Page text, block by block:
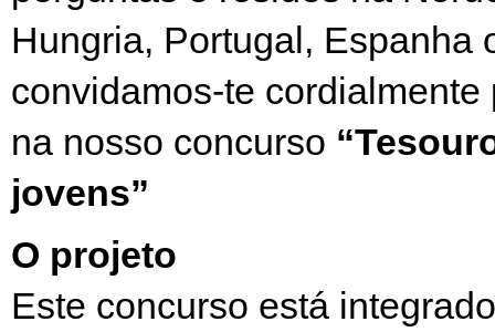
Hungria, Portugal, Espanha
convidamos-te cordialmente
na nosso concurso
jovens”
O projeto
Este concurso está